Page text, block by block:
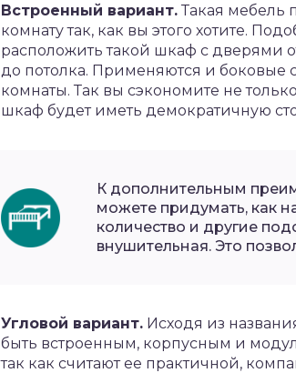
Встроенный вариант. Такая мебель
комнату так, как вы этого хотите.
расположить такой шкаф с дверями
до потолка. Применяются и боковые
комнаты. Так вы сэкономите не
шкаф будет иметь демократичную
К дополнительным
можете придумать, как
количество и другие
внушительная. Это
Угловой вариант. Исходя из
быть встроенным, корпусным и
так как считают ее практичной,